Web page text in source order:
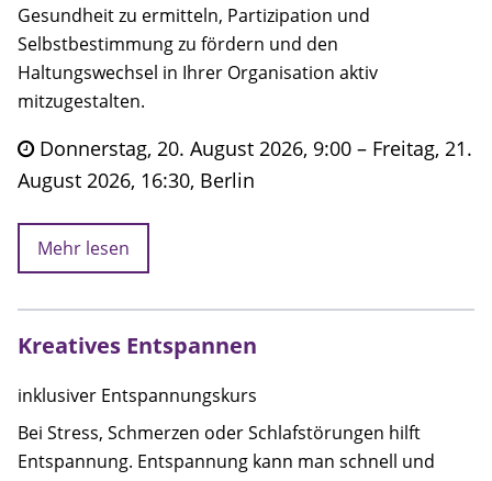
Gesundheit zu ermitteln, Partizipation und
Selbstbestimmung zu fördern und den
Haltungswechsel in Ihrer Organisation aktiv
mitzugestalten.
Donnerstag, 20. August 2026, 9:00 – Freitag, 21.
August 2026, 16:30, Berlin
Mehr lesen
Kreatives Entspannen
inklusiver Entspannungskurs
Bei Stress, Schmerzen oder Schlafstörungen hilft
Entspannung. Entspannung kann man schnell und